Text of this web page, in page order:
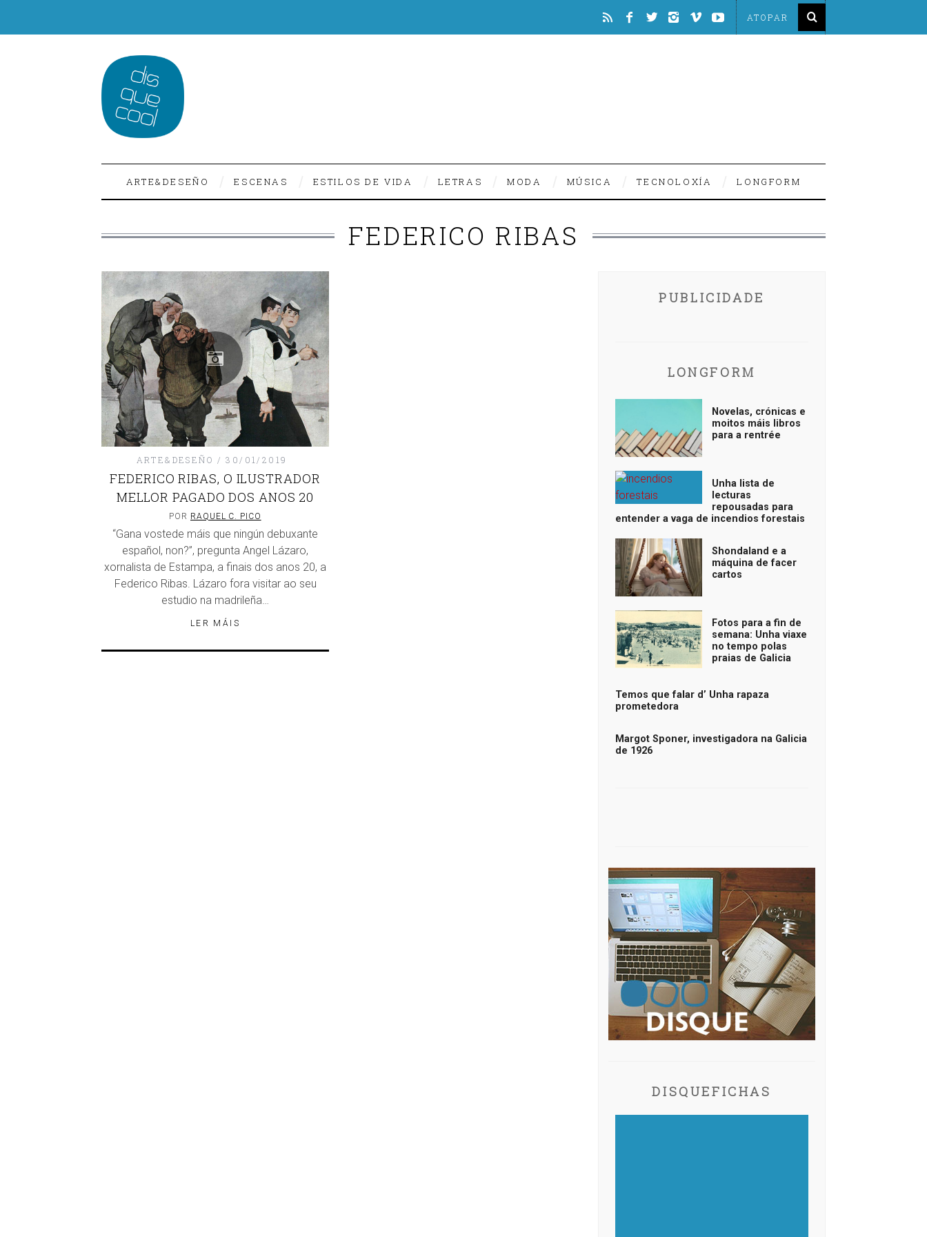
ARTE&DESEÑO ESCENAS ESTILOS DE VIDA LETRAS MODA MÚSICA TECNOLOXÍA LONGFORM
FEDERICO RIBAS
ARTE&DESEÑO 30/01/2019
FEDERICO RIBAS, O ILUSTRADOR
MELLOR PAGADO DOS ANOS 20
POR RAQUEL C. PICO
“Gana vostede máis que ningún debuxante
español, non?”, pregunta Angel Lázaro,
xornalista de Estampa, a finais dos anos 20, a
Federico Ribas. Lázaro fora visitar ao seu
estudio na madrileña…
LER MÁIS
PUBLICIDADE
LONGFORM
Novelas, crónicas e
moitos máis libros
para a rentrée
Unha lista de
lecturas
repousadas para
entender a vaga de incendios forestais
Shondaland e a
máquina de facer
cartos
Fotos para a fin de
semana: Unha viaxe
no tempo polas
praias de Galicia
Temos que falar d’ Unha rapaza
prometedora
Margot Sponer, investigadora na Galicia
de 1926
DISQUEFICHAS